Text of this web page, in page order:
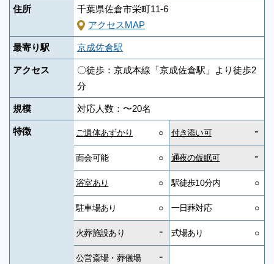
住所
千葉県佐倉市栄町11-6
アクセスMAP
最寄り駅 京成佐倉駅
アクセス
〇徒歩：京成本線「京成佐倉駅」より徒歩2
分
規模 対応人数：〜20名
特徴 ご遺体あずかり ○ 付き添い可 -
面会可能 ○ 通夜の仮眠可 -
浴室あり ○ 駅徒歩10分内 ○
駐車場あり ○ 一日葬対応 ○
火葬施設あり - 式場あり ○
公営斎場・葬儀場 -